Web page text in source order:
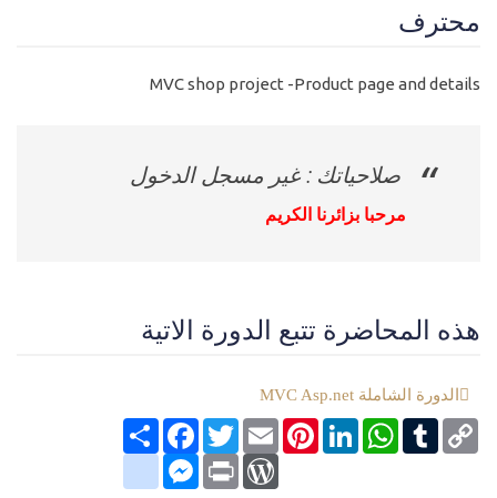
محترف
MVC shop project -Product page and details
صلاحياتك : غير مسجل الدخول
مرحبا بزائرنا الكريم
هذه المحاضرة تتبع الدورة الاتية
الدورة الشاملة MVC Asp.net
انشر
FacebookTwitterEmail
PinterestLinkedIn
WhatsAppTumblr Copy
Link
google_bookmarksMessenger Print
WordPress